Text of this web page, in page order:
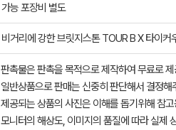
가능 포장비 별도
비거리에 강한 브릿지스톤 TOUR B X 타이커
판촉물은 판촉을 목적으로 제작하여 무료로
일반상품으로 판매는 신중히 판단해서 결정해
제공되는 상품의 사진은 이해를 돕기위해 참
모니터의 해상도, 이미지의 품질에 따라 실제